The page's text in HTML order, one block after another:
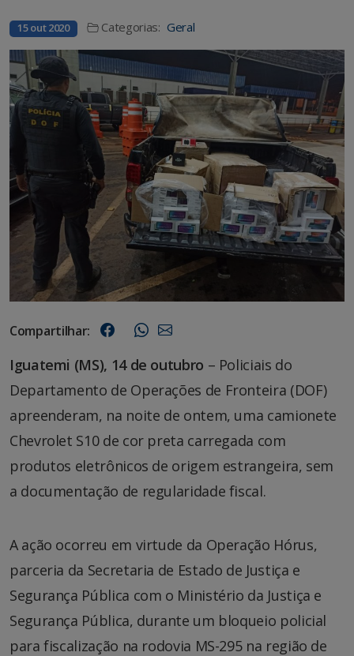
15 out 2020 Categorias: Geral
Compartilhar:
Iguatemi (MS), 14 de outubro – Policiais do
Departamento de Operações de Fronteira (DOF)
apreenderam, na noite de ontem, uma camionete
Chevrolet S10 de cor preta carregada com
produtos eletrônicos de origem estrangeira, sem
a documentação de regularidade fiscal.
A ação ocorreu em virtude da Operação Hórus,
parceria da Secretaria de Estado de Justiça e
Segurança Pública com o Ministério da Justiça e
Segurança Pública, durante um bloqueio policial
para fiscalização na rodovia MS-295 na região de